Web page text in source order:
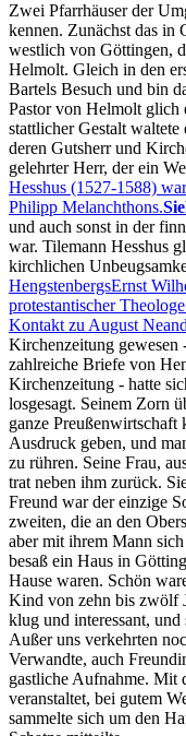
Zwei Pfarrhäuser der
kennen. Zunächst das in
westlich von Göttingen,
Helmolt. Gleich in den
Bartels Besuch und bin
Pastor von Helmolt glich
stattlicher Gestalt
deren Gutsherr und
gelehrter Herr, der ein
Hesshus (1527-1588)
Philipp Melanchthons.
und auch sonst in der
war. Tilemann Hesshus
kirchlichen
HengstenbergsErnst
protestantischer
Kontakt zu August
Kirchenzeitung gewesen
zahlreiche Briefe von
Kirchenzeitung - hatte
losgesagt. Seinem Zorn
ganze Preußenwirtschaft
Ausdruck geben, und
zu rühren. Seine Frau,
trat neben ihm zurück.
Freund war der einzige
zweiten, die an den
aber mit ihrem Mann
besaß ein Haus in
Hause waren. Schön
Kind von zehn bis zwölf
klug und interessant,
Außer uns verkehrten
Verwandte, auch
gastliche Aufnahme. Mit
veranstaltet, bei gutem
sammelte sich um den